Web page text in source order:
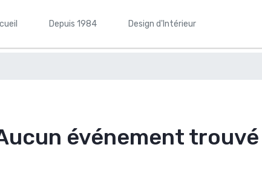
Depuis 1984 Design d'Intérieur
événement trouvé